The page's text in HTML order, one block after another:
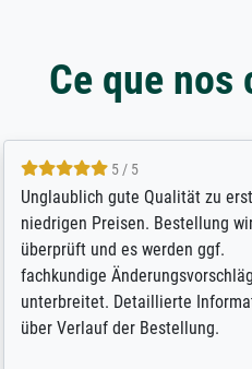
Ce que
5 / 5
Excellent / Highly
selection, ordering and payment
were easy, shipping was efficient
the item itself exceeds
am based in the UK and found
searching for a specific print - I